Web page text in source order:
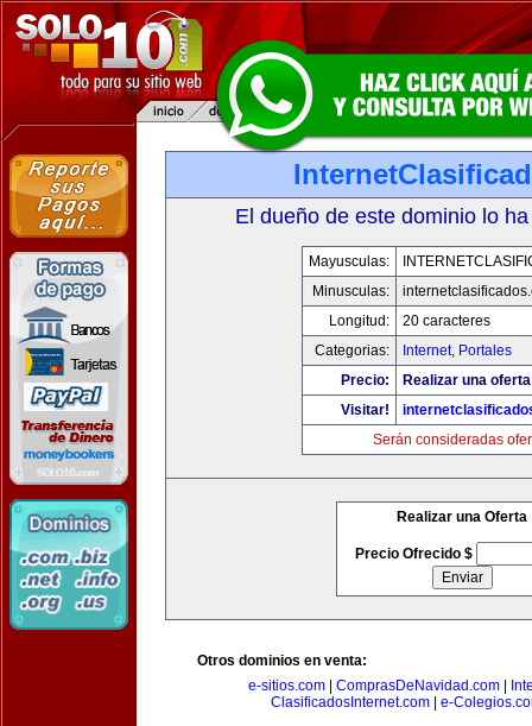
El dueño de este dominio lo
Mayusculas:
Minusculas:
Longitud:
20 caracteres
Categorias:
Internet, Portales
Precio:
Realizar una
Visitar!
Serán consideradas
Realizar una Oferta
Precio Ofrecido $
Otros dominios en venta:
e-sitios.com| ComprasDeNavidad.com|
ClasificadosInternet.com| e-